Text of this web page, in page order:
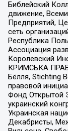
Библейский
движение,
Предприятий,
сеть
Республика
Ассоциация
Королевский
КРИМСЬКА
Бёлля, Stichting
правовой
Фонд Открытой
украинский
Украинская
Декабристы,